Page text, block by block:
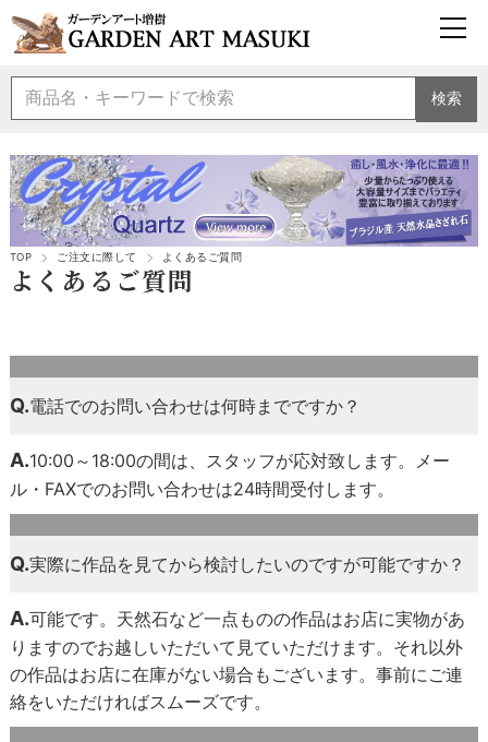
検索
TOP ご注文に際して よくあるご質問
よくあるご質問
Q.電話でのお問い合わせは何時までですか？
A.10:00～18:00の間は、スタッフが応対致します。メー
ル・FAXでのお問い合わせは24時間受付します。
Q.実際に作品を見てから検討したいのですが可能ですか？
A.可能です。天然石など一点ものの作品はお店に実物があ
りますのでお越しいただいて見ていただけます。それ以外
の作品はお店に在庫がない場合もございます。事前にご連
絡をいただければスムーズです。